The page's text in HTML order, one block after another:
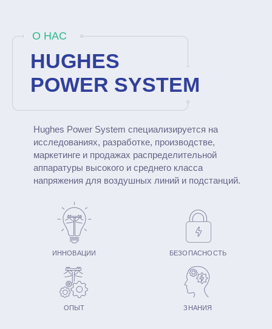
О НАС
HUGHES
POWER SYSTEM
Hughes Power System специализируется на
исследованиях, разработке, производстве,
маркетинге и продажах распределительной
аппаратуры высокого и среднего класса
напряжения для воздушных линий и подстанций.
ИННОВАЦИИ БЕЗОПАСНОСТЬ
ОПЫТ ЗНАНИЯ